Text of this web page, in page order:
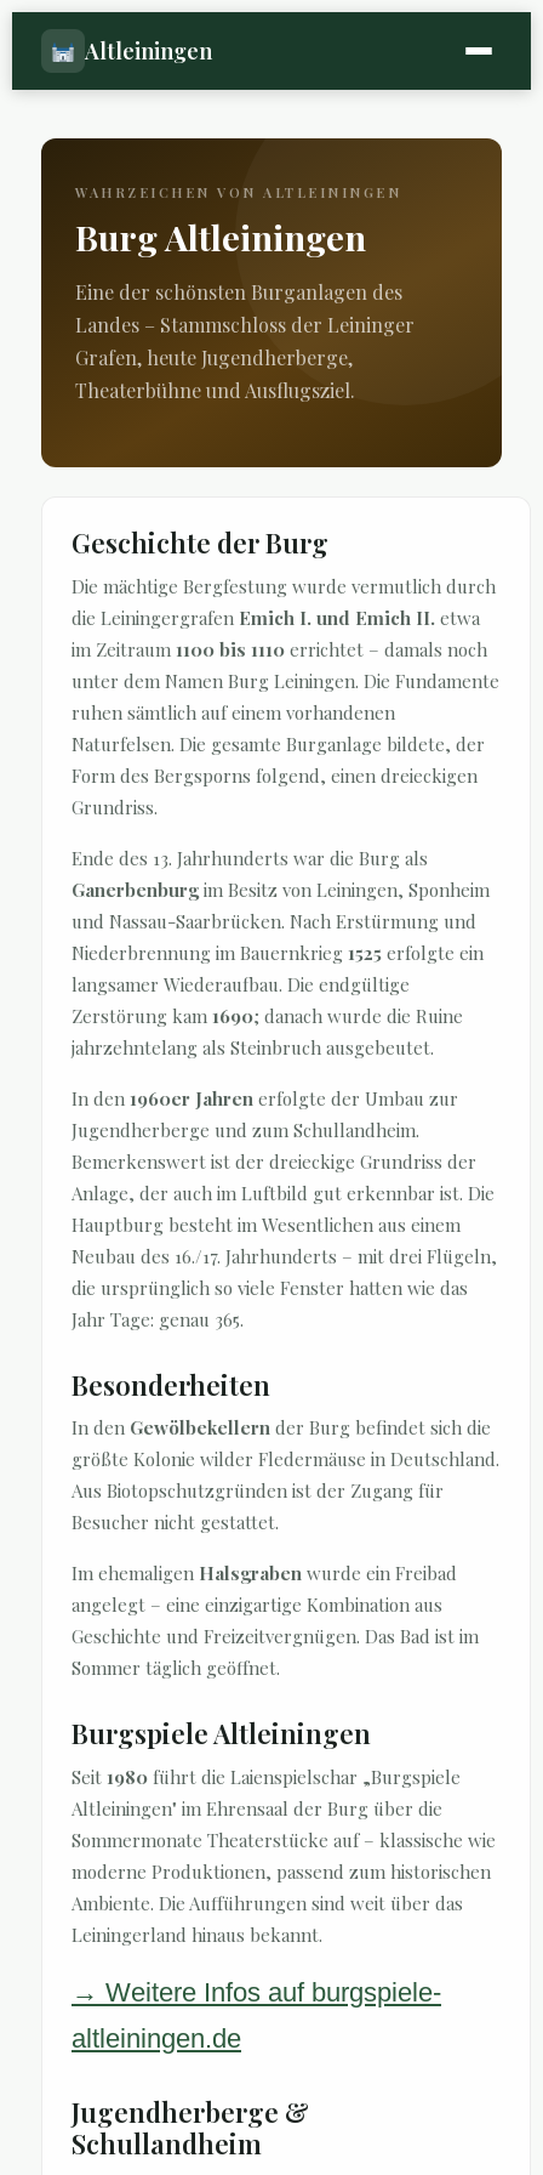
Altleiningen
WAHRZEICHEN VON ALTLEININGEN
Burg Altleiningen
Eine der schönsten Burganlagen des
Landes – Stammschloss der Leininger
Grafen, heute Jugendherberge,
Theaterbühne und Ausflugsziel.
Geschichte der Burg
Die mächtige Bergfestung wurde vermutlich durch
die Leiningergrafen Emich I. und Emich II. etwa
im Zeitraum 1100 bis 1110 errichtet – damals noch
unter dem Namen Burg Leiningen. Die Fundamente
ruhen sämtlich auf einem vorhandenen
Naturfelsen. Die gesamte Burganlage bildete, der
Form des Bergsporns folgend, einen dreieckigen
Grundriss.
Ende des 13. Jahrhunderts war die Burg als
Ganerbenburg im Besitz von Leiningen, Sponheim
und Nassau-Saarbrücken. Nach Erstürmung und
Niederbrennung im Bauernkrieg 1525 erfolgte ein
langsamer Wiederaufbau. Die endgültige
Zerstörung kam 1690; danach wurde die Ruine
jahrzehntelang als Steinbruch ausgebeutet.
In den 1960er Jahren erfolgte der Umbau zur
Jugendherberge und zum Schullandheim.
Bemerkenswert ist der dreieckige Grundriss der
Anlage, der auch im Luftbild gut erkennbar ist. Die
Hauptburg besteht im Wesentlichen aus einem
Neubau des 16./17. Jahrhunderts – mit drei Flügeln,
die ursprünglich so viele Fenster hatten wie das
Jahr Tage: genau 365.
Besonderheiten
In den Gewölbekellern der Burg befindet sich die
größte Kolonie wilder Fledermäuse in Deutschland.
Aus Biotopschutzgründen ist der Zugang für
Besucher nicht gestattet.
Im ehemaligen Halsgraben wurde ein Freibad
angelegt – eine einzigartige Kombination aus
Geschichte und Freizeitvergnügen. Das Bad ist im
Sommer täglich geöffnet.
Burgspiele Altleiningen
Seit 1980 führt die Laienspielschar „Burgspiele
Altleiningen" im Ehrensaal der Burg über die
Sommermonate Theaterstücke auf – klassische wie
moderne Produktionen, passend zum historischen
Ambiente. Die Aufführungen sind weit über das
Leiningerland hinaus bekannt.
→ Weitere Infos auf burgspiele-
altleiningen.de
Jugendherberge &
Schullandheim